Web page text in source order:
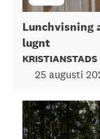
Lunchvisning
lugnt
25 augusti